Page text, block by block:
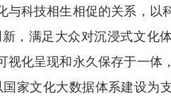
科技相生相促的关系，以
，满足大众对沉浸式文化
化呈现和永久保存于一体
家文化大数据体系建设为